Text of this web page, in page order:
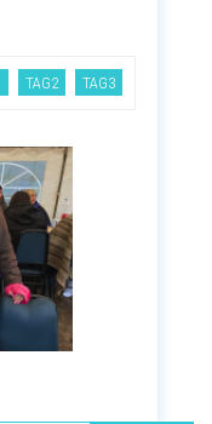
TAG2 TAG3